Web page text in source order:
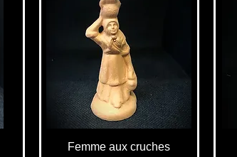
Femme aux cruches